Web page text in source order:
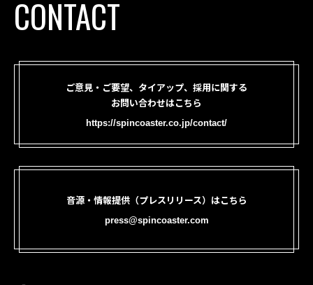
CONTACT
ご意見・ご要望、タイアップ、採用に関する
お問い合わせはこちら
https://spincoaster.co.jp/contact/
音源・情報提供（プレスリリース）はこちら
press@spincoaster.com